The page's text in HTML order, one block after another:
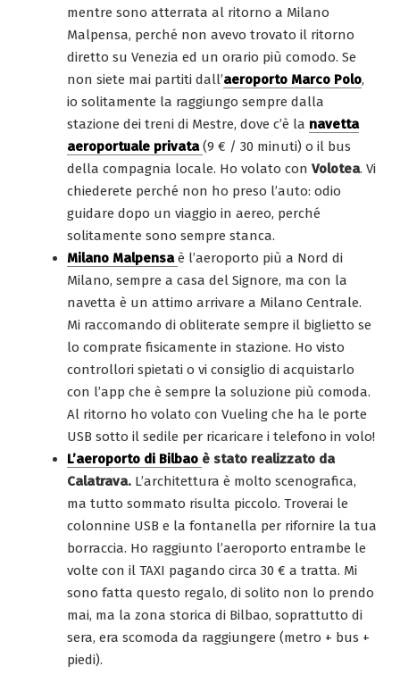
mentre sono atterrata al ritorno a Milano
Malpensa, perché non avevo trovato il ritorno
diretto su Venezia ed un orario più comodo. Se
non siete mai partiti dall’aeroporto Marco Polo,
io solitamente la raggiungo sempre dalla
stazione dei treni di Mestre, dove c’è la navetta
aeroportuale privata(9 € / 30 minuti) o il bus
della compagnia locale. Ho volato con Volotea. Vi
chiederete perché non ho preso l’auto: odio
guidare dopo un viaggio in aereo, perché
solitamente sono sempre stanca.
Milano Malpensaè l’aeroporto più a Nord di
Milano, sempre a casa del Signore, ma con la
navetta è un attimo arrivare a Milano Centrale.
Mi raccomando di obliterate sempre il biglietto se
lo comprate fisicamente in stazione. Ho visto
controllori spietati o vi consiglio di acquistarlo
con l’app che è sempre la soluzione più comoda.
Al ritorno ho volato con Vueling che ha le porte
USB sotto il sedile per ricaricare i telefono in volo!
L’aeroporto di Bilbao è stato realizzato da
Calatrava. L’architettura è molto scenografica,
ma tutto sommato risulta piccolo. Troverai le
colonnine USB e la fontanella per rifornire la tua
borraccia. Ho raggiunto l’aeroporto entrambe le
volte con il TAXI pagando circa 30 € a tratta. Mi
sono fatta questo regalo, di solito non lo prendo
mai, ma la zona storica di Bilbao, soprattutto di
sera, era scomoda da raggiungere (metro + bus +
piedi).